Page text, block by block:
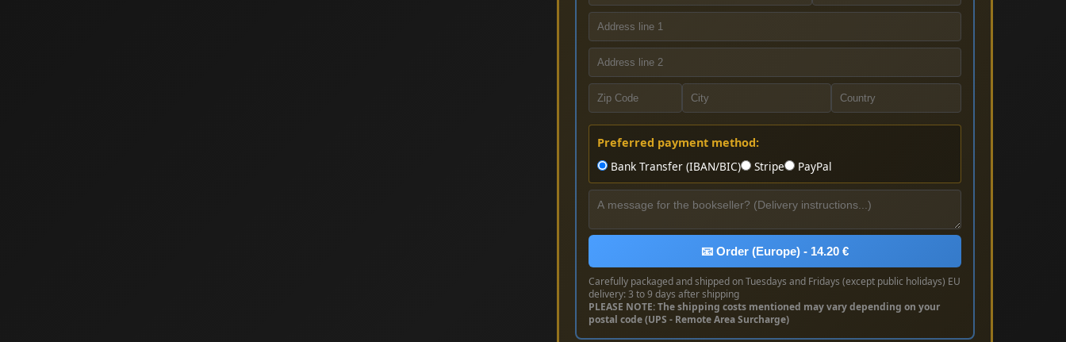
Preferred payment method:
Bank Transfer (IBAN/BIC)
Stripe PayPal
📧 Order (Europe) - 14.20 €
Carefully packaged and shipped on Tuesdays and Fridays (except public holidays) EU
delivery: 3 to 9 days after shipping
PLEASE NOTE: The shipping costs mentioned may vary depending on your
postal code (UPS - Remote Area Surcharge)